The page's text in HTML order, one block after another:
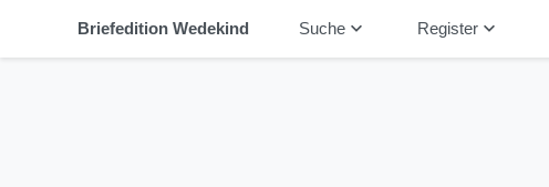
Briefedition Wedekind Suchekeyboard_arrow_down Registerkeyboard_arrow_down